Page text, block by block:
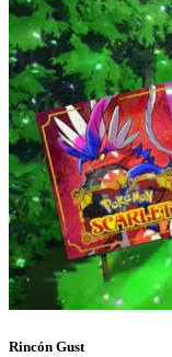
Rincón Gust